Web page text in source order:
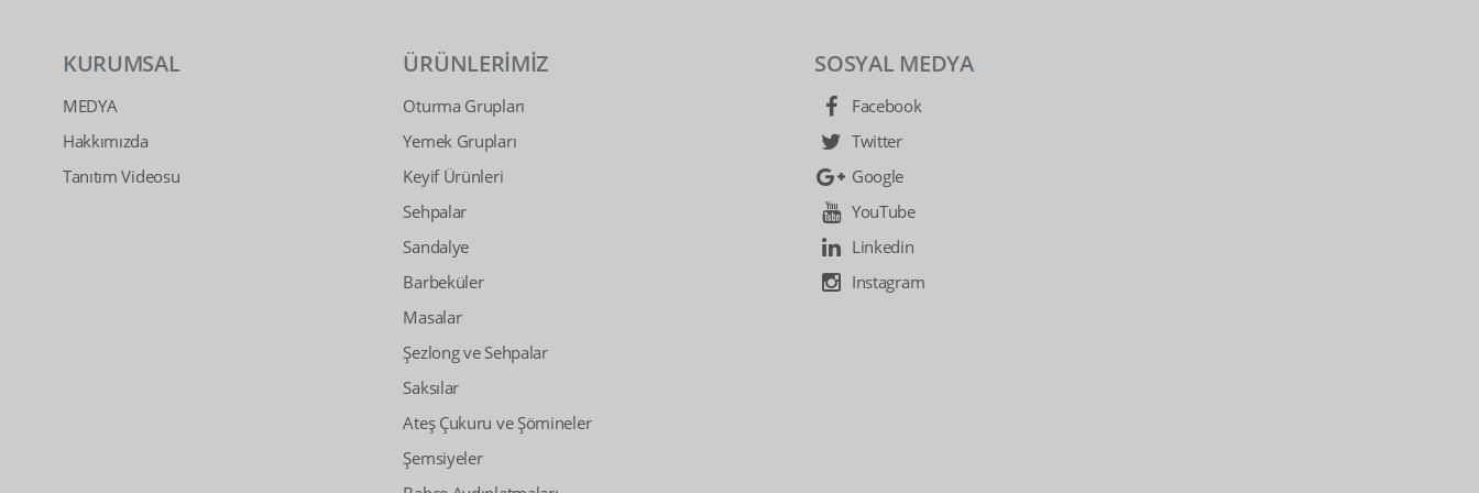
KURUMSAL
MEDYA
Hakkımızda
Tanıtım Videosu
ÜRÜNLERİMİZ
Oturma Grupları
Yemek Grupları
Keyif Ürünleri
Sehpalar
Sandalye
Barbeküler
Masalar
Şezlong ve Sehpalar
Saksılar
Ateş Çukuru ve Şömineler
Şemsiyeler
SOSYAL MEDYA
Facebook
Twitter
Google
YouTube
Linkedin
Instagram